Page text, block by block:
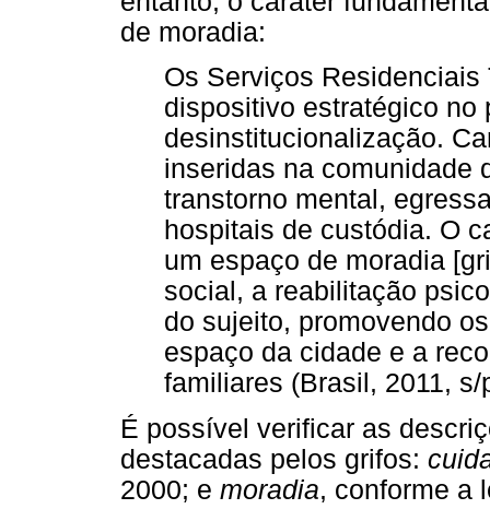
de moradia:
Os Serviços
dispositivo estratégico no
desinstitucionalização.
inseridas na comunidade
transtorno mental,
hospitais de custódia. O
um espaço de moradia
social, a reabilitação
do sujeito, promovendo
espaço da cidade e a
familiares (Brasil, 2011, s/
É possível verificar as
destacadas pelos grifos:
2000; e moradia, conforme a